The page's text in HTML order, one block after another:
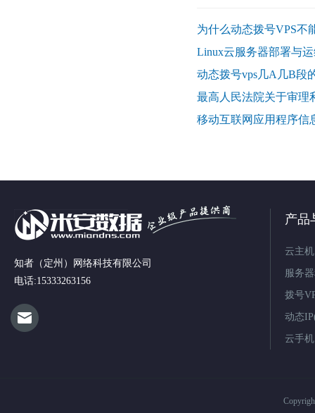
为什么动态拨号VPS不
Linux云服务器部署与
动态拨号vps几A几B段
最高人民法院关于审理
移动互联网应用程序信
知者（定州）网络科技有限公司
电话:15333263156
产品
云主机
服务
拨号
动态
云手机